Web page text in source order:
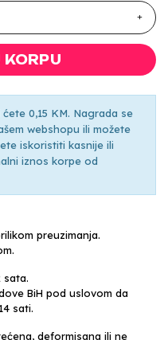
0,15 KM. Nagrada se
webshopu ili možete
iskoristiti kasnije ili
iznos korpe od
preuzimanja.
sata.
BiH pod uslovom da
sati.
deformisana ili ne